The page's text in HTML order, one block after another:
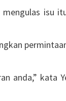
isu
anda,” kata